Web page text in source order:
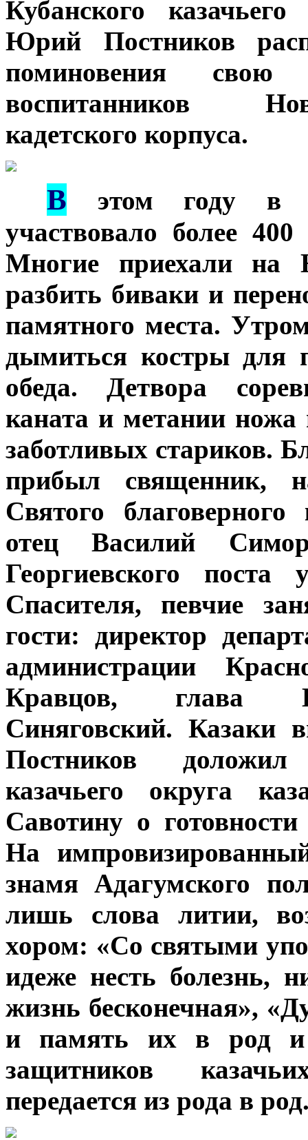
Кубанского
Юрий Постников
поминовения
воспитанников
кадетского корпуса.
В этом году в
участвовало более
Многие приехали на
разбить биваки и
памятного места.
дымиться костры для
обеда. Детвора
каната и метании
заботливых стариков.
прибыл священник,
Святого
отец Василий
Георгиевского
Спасителя, певчие
гости: директор
администрации
Кравцов, глава
Синяговский. Казаки
Постников
казачьего округа
Савотину о
На
знамя Адагумского
лишь слова литии,
хором: «Со святыми
идеже несть болезнь,
жизнь бесконечная»,
и память их в род и
защитников
передается из рода в